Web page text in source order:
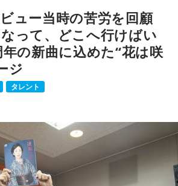
た、歌手はレコーディングを終えた
家”となって楽曲を育てていく仕事でもあ
きた表現者としての思いを語った。
は決して順風満帆ではなかった。デビ
に暮れたことや、芸名を何度も変えな
日々を振り返る。それでも諦めずに歌
年記念シングル「露天の花」に込めた
咲く」「その場所で咲く花がある」と
がっていると話した。人生は何度でも
ュー当時の苦労を回顧
なって、どこへ行けばい
の新曲に込めた“花は咲
ジ
タレント